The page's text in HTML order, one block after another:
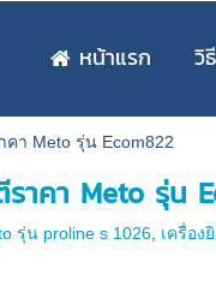
หน้าแรก วิ
า Meto รุ่น Ecom822
าคา Meto รุ่น
รุ่น proline s 1026 เครื่อง